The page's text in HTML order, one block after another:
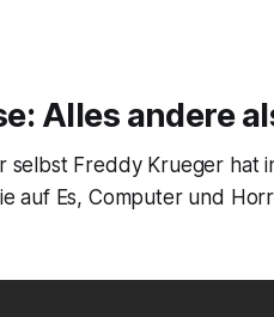
Alles andere
Freddy Krueger hat
auf Es, Computer und